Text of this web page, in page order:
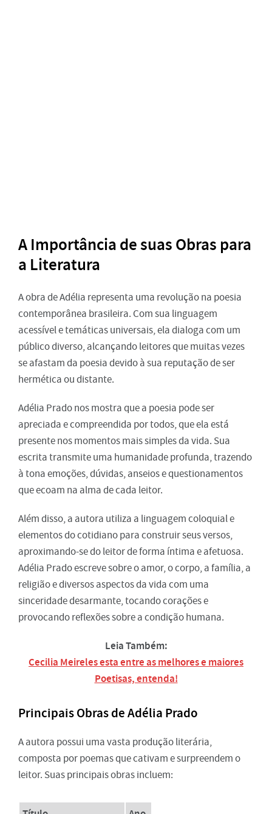
A Importância de suas Obras para
a Literatura
A obra de Adélia representa uma revolução na poesia
contemporânea brasileira. Com sua linguagem
acessível e temáticas universais, ela dialoga com um
público diverso, alcançando leitores que muitas vezes
se afastam da poesia devido à sua reputação de ser
hermética ou distante.
Adélia Prado nos mostra que a poesia pode ser
apreciada e compreendida por todos, que ela está
presente nos momentos mais simples da vida. Sua
escrita transmite uma humanidade profunda, trazendo
à tona emoções, dúvidas, anseios e questionamentos
que ecoam na alma de cada leitor.
Além disso, a autora utiliza a linguagem coloquial e
elementos do cotidiano para construir seus versos,
aproximando-se do leitor de forma íntima e afetuosa.
Adélia Prado escreve sobre o amor, o corpo, a família, a
religião e diversos aspectos da vida com uma
sinceridade desarmante, tocando corações e
provocando reflexões sobre a condição humana.
Leia Também:
Cecilia Meireles esta entre as melhores e maiores
Poetisas, entenda!
Principais Obras de Adélia Prado
A autora possui uma vasta produção literária,
composta por poemas que cativam e surpreendem o
leitor. Suas principais obras incluem: